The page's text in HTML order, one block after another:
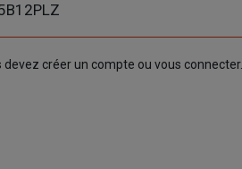
créer un compte ou vous connecter.